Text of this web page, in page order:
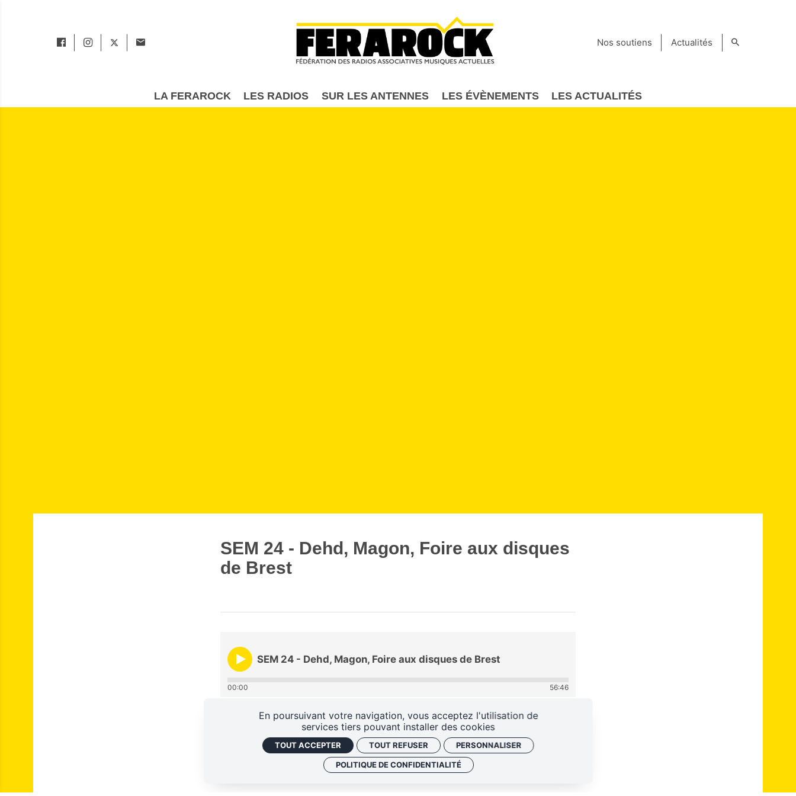
Nos soutiens Actualités
LA FERAROCK LES RADIOS SUR LES ANTENNES LES ÉVÈNEMENTS LES ACTUALITÉS
SEM 24 - Dehd, Magon, Foire aux disques
de Brest
SEM 24 - Dehd, Magon, Foire aux disques de Brest
00:00 56:46
En poursuivant votre navigation, vous acceptez l'utilisation de
services tiers pouvant installer des cookies
TOUT ACCEPTER TOUT REFUSER PERSONNALISER
POLITIQUE DE CONFIDENTIALITÉ